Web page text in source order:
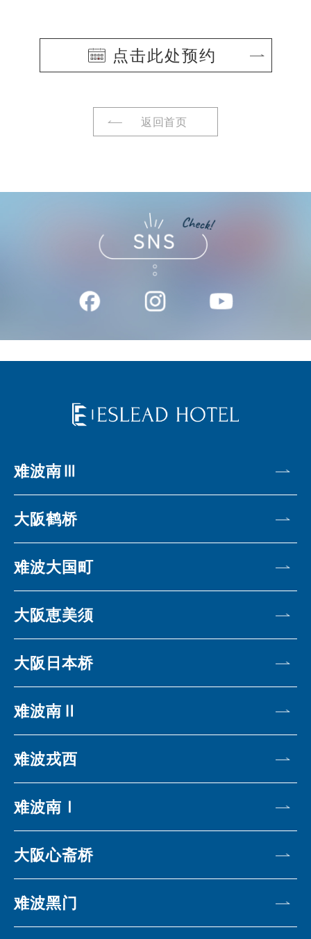
点击此处预约
返回首页
难波南Ⅲ
大阪鹤桥
难波大国町
大阪恵美须
大阪日本桥
难波南Ⅱ
难波戎西
难波南Ⅰ
大阪心斋桥
难波黑门